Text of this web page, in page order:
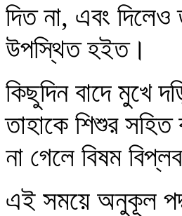
দিত না, এবং দিলেও
উপস্থিত হইত।
কিছুদিন বাদে মুখে
তাহাকে শিশুর
না গেলে বিষম
এই সময়ে অনুকূল